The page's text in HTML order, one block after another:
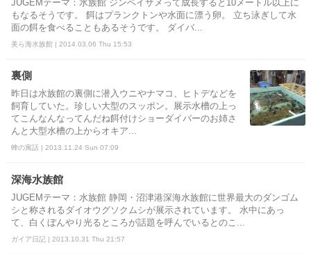
JUGEMテーマ：水族館 ジンベイザメって成長すると10メートル以上に
もなるそうです。 餌はプランクトンや水面に漂う卵。 立ち泳ぎして水
面の餌を食べることもあるそうです。 ダイバ...
美ら海水族館 | 2014.03.06 Thu 15:53
裏側
昨日は水族館の裏側に潜入ウニやナマコ、ヒトデなどを
飼育していた。珍しい大型のスッポン。展示水槽の上っ
てこんなんなってんだね餌付けショーダイバーのお姉さ
んと大型水槽の上からオキア...
蜂の寓話 | 2013.11.24 Sun 07:09
深海水族館
JUGEMテーマ：水族館 静岡・沼津港深海水族館に世界最大のダンゴム
シと称されるダイオウグソクムシが展示されています。 水中にあっ
て、白くぼんやり光るところが話題を呼んでいるとのこ...
ガイア日記 | 2013.10.31 Thu 21:57